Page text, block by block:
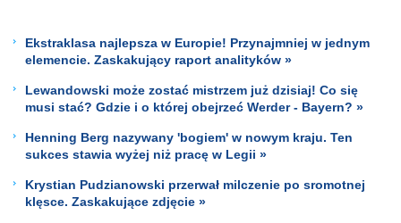
Ekstraklasa najlepsza w Europie! Przynajmniej w jednym
elemencie. Zaskakujący raport analityków »
Lewandowski może zostać mistrzem już dzisiaj! Co się
musi stać? Gdzie i o której obejrzeć Werder - Bayern? »
Henning Berg nazywany 'bogiem' w nowym kraju. Ten
sukces stawia wyżej niż pracę w Legii »
Krystian Pudzianowski przerwał milczenie po sromotnej
klęsce. Zaskakujące zdjęcie »